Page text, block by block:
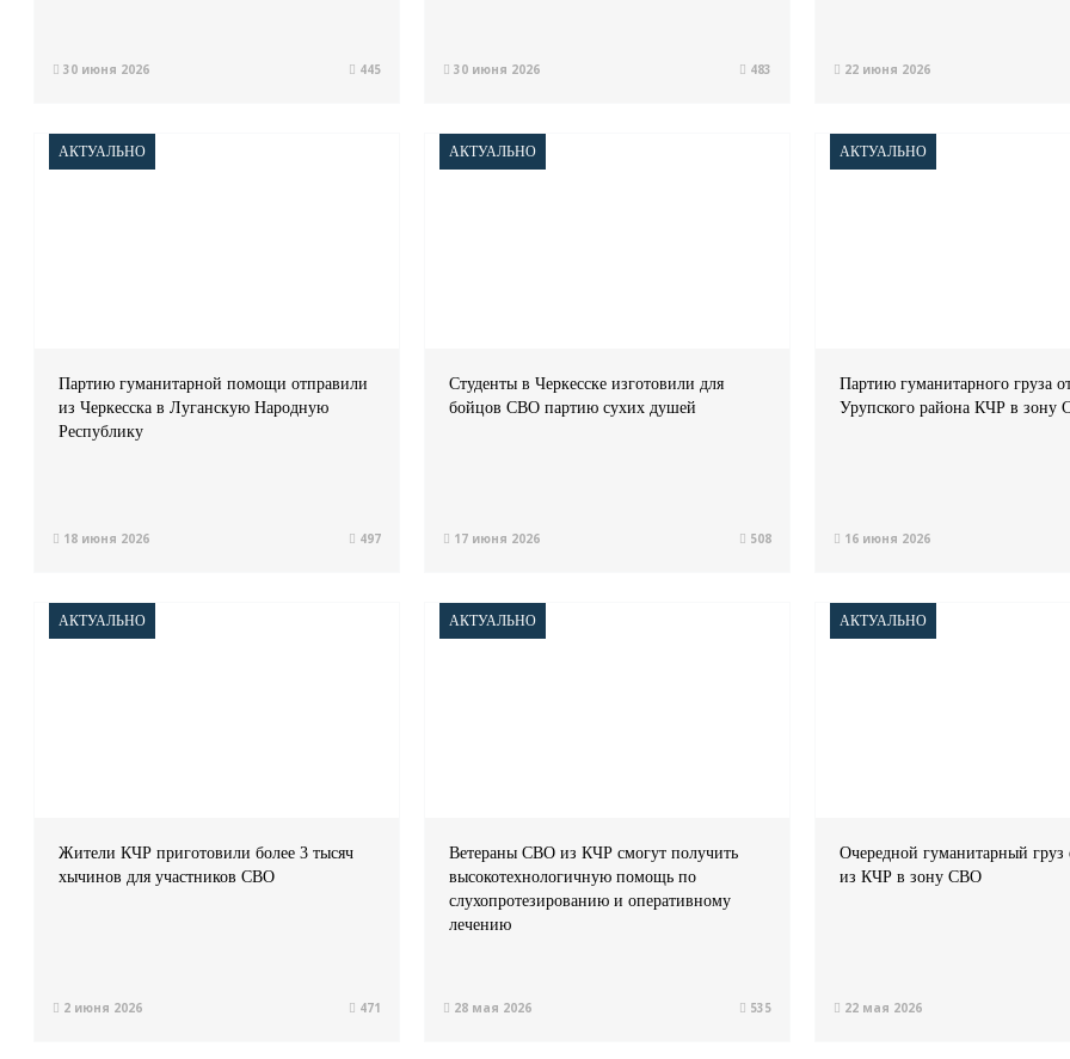
30 июня 2026 445 30 июня 2026 483 22 июня 2026
АКТУАЛЬНО
Партию гуманитарной помощи отправили
из Черкесска в Луганскую Народную
Республику
18 июня 2026 497
АКТУАЛЬНО
Студенты в Черкесске изготовили для
бойцов СВО партию сухих душей
17 июня 2026 508
АКТУАЛЬНО
Партию гуманитарного груза
Урупского района КЧР в зону
16 июня 2026
АКТУАЛЬНО
Жители КЧР приготовили более 3 тысяч
хычинов для участников СВО
2 июня 2026 471
АКТУАЛЬНО
Ветераны СВО из КЧР смогут получить
высокотехнологичную помощь по
слухопротезированию и оперативному
лечению
28 мая 2026 535
АКТУАЛЬНО
Очередной гуманитарный груз
из КЧР в зону СВО
22 мая 2026